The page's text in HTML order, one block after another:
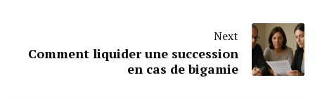
Next
Comment liquider une succession
en cas de bigamie